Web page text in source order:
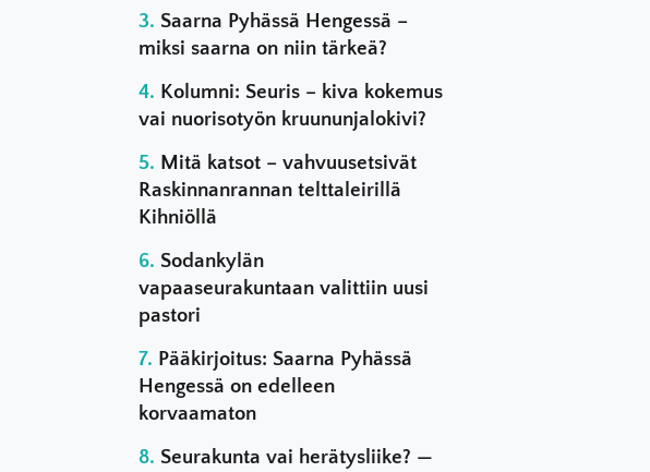
Saarna Pyhässä Hengessä –
miksi saarna on niin tärkeä?
Kolumni: Seuris – kiva kokemus
vai nuorisotyön kruununjalokivi?
Mitä katsot – vahvuusetsivät
Raskinnanrannan telttaleirillä
Kihniöllä
Sodankylän
vapaaseurakuntaan valittiin uusi
pastori
Pääkirjoitus: Saarna Pyhässä
Hengessä on edelleen
korvaamaton
Seurakunta vai herätysliike? —